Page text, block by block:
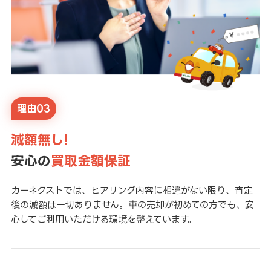
理由03
減額無し!
安心の買取金額保証
カーネクストでは、ヒアリング内容に相違がない限り、査定
後の減額は一切ありません。車の売却が初めての方でも、安
心してご利用いただける環境を整えています。